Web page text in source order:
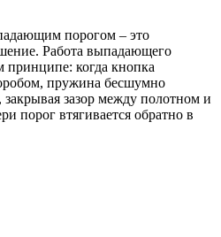
порогом – это
Работа выпадающего
принципе: когда кнопка
пружина бесшумно
закрывая зазор между полотном и
порог втягивается обратно в